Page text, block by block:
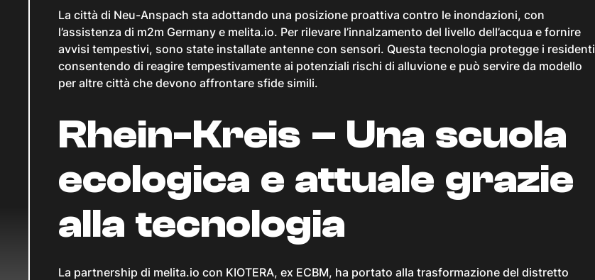
La città di Neu-Anspach sta adottando una posizione proattiva contro le inondazioni, con
l’assistenza di m2m Germany e melita.io. Per rilevare l’innalzamento del livello dell’acqua e fornire
avvisi tempestivi, sono state installate antenne con sensori. Questa tecnologia protegge i residenti
consentendo di reagire tempestivamente ai potenziali rischi di alluvione e può servire da modello
per altre città che devono affrontare sfide simili.
Rhein-Kreis – Una scuola
ecologica e attuale grazie
alla tecnologia
La partnership di melita.io con KIOTERA, ex ECBM, ha portato alla trasformazione del distretto